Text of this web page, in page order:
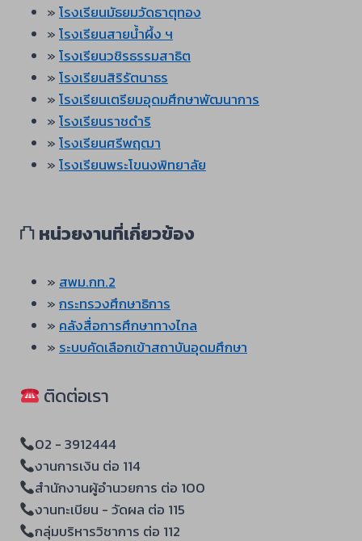
»โรงเรียนมัธยมวัดธาตุทอง
»โรงเรียนสายน้ำผึ้ง ฯ
»โรงเรียนวชิรธรรมสาธิต
»โรงเรียนสิริรัตนาธร
»โรงเรียนเตรียมอุดมศึกษาพัฒนาการ
»โรงเรียนราชดำริ
»โรงเรียนศรีพฤฒา
»โรงเรียนพระโขนงพิทยาลัย
⛫หน่วยงานที่เกี่ยวข้อง
»สพม.กท.2
»กระทรวงศึกษาธิการ
»คลังสื่อการศึกษาทางไกล
»ระบบคัดเลือกเข้าสถาบันอุดมศึกษา
ติดต่อเรา
02 - 3912444
งานการเงิน ต่อ 114
สำนักงานผู้อำนวยการ ต่อ 100
งานทะเบียน - วัดผล ต่อ 115
กลุ่มบริหารวิชาการ ต่อ 112